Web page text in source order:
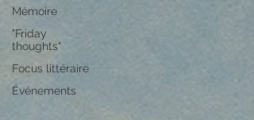
Mémoire
"Friday
thoughts"
Focus littéraire
Événements